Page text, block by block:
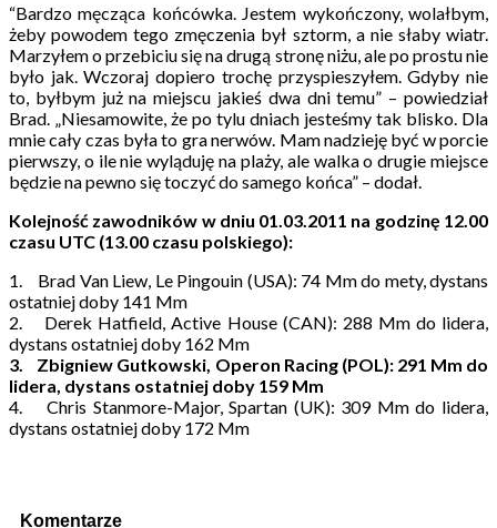
“Bardzo męcząca końcówka. Jestem wykończony, wolałbym,
żeby powodem tego zmęczenia był sztorm, a nie słaby wiatr.
Marzyłem o przebiciu się na drugą stronę niżu, ale po prostu nie
było jak. Wczoraj dopiero trochę przyspieszyłem. Gdyby nie
to, byłbym już na miejscu jakieś dwa dni temu” – powiedział
Brad. „Niesamowite, że po tylu dniach jesteśmy tak blisko. Dla
mnie cały czas była to gra nerwów. Mam nadzieję być w porcie
pierwszy, o ile nie wyląduję na plaży, ale walka o drugie miejsce
będzie na pewno się toczyć do samego końca” – dodał.
Kolejność zawodników w dniu 01.03.2011 na godzinę 12.00
czasu UTC (13.00 czasu polskiego):
1. Brad Van Liew, Le Pingouin (USA): 74 Mm do mety, dystans
ostatniej doby 141 Mm
2. Derek Hatfield, Active House (CAN): 288 Mm do lidera,
dystans ostatniej doby 162 Mm
3. Zbigniew Gutkowski, Operon Racing (POL): 291 Mm do
lidera, dystans ostatniej doby 159 Mm
4. Chris Stanmore-Major, Spartan (UK): 309 Mm do lidera,
dystans ostatniej doby 172 Mm
Komentarze